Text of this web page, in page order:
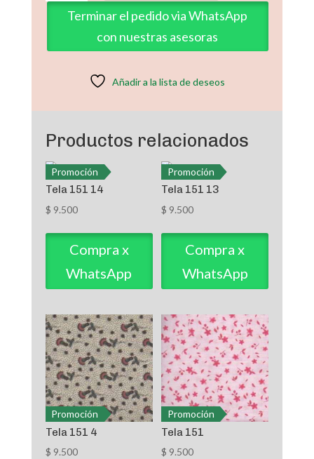
2
cantidadTerminar el pedido via WhatsApp
con nuestras asesoras
Añadir a la lista de deseos
Productos relacionados
Promoción
Tela 151 14
$ 9.500
Compra x
WhatsApp
Promoción
Tela 151 13
$ 9.500
Compra x
WhatsApp
Promoción
Tela 151 4
$ 9.500
Promoción
Tela 151
$ 9.500